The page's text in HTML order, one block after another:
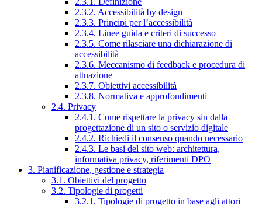
2.3.2. Accessibilità by design
2.3.3. Principi per l’accessibilità
2.3.4. Linee guida e criteri di successo
2.3.5. Come rilasciare una dichiarazione di
accessibilità
2.3.6. Meccanismo di feedback e procedura di
attuazione
2.3.7. Obiettivi accessibilità
2.3.8. Normativa e approfondimenti
2.4. Privacy
2.4.1. Come rispettare la privacy sin dalla
progettazione di un sito o servizio digitale
2.4.2. Richiedi il consenso quando necessario
2.4.3. Le basi del sito web: architettura,
informativa privacy, riferimenti DPO
3. Pianificazione, gestione e strategia
3.1. Obiettivi del progetto
3.2. Tipologie di progetti
3.2.1. Tipologie di progetto in base agli attori